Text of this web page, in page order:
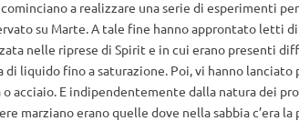
a realizzare una serie di esperimenti
su Marte. A tale fine hanno approntato letti
nelle riprese di Spirit e in cui erano presenti
di liquido fino a saturazione. Poi, vi hanno
acciaio. E indipendentemente dalla natura dei
marziano erano quelle dove nella sabbia c’era